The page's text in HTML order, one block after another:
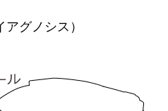
グノシス）